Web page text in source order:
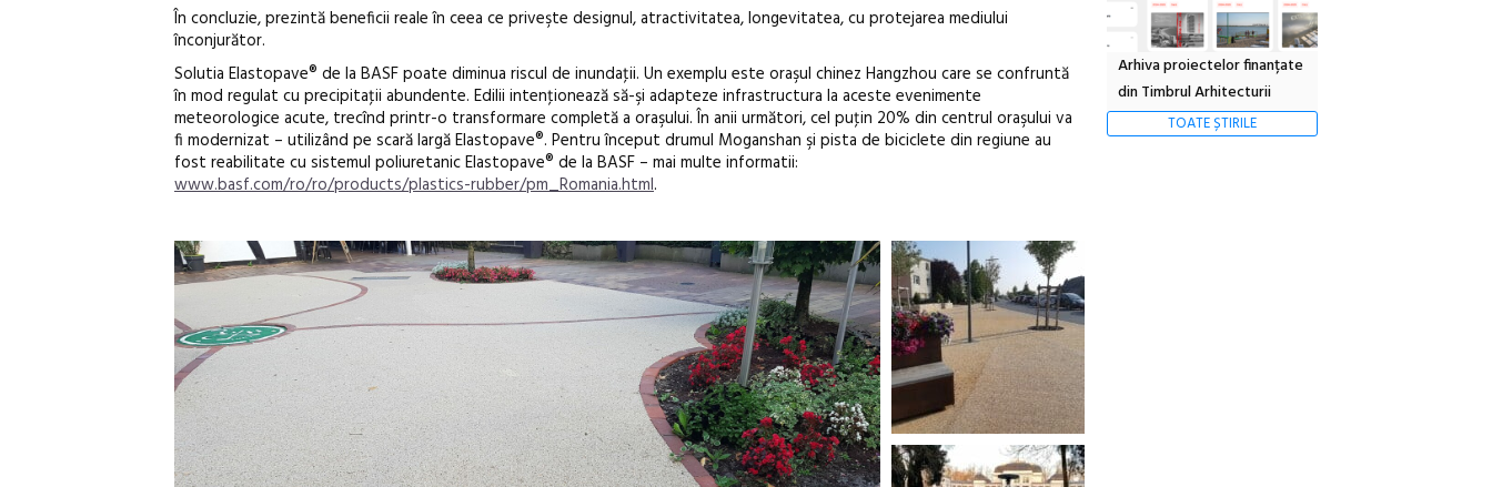
În concluzie, prezintă beneficii reale în ceea ce priveşte designul, atractivitatea, longevitatea, cu protejarea mediului
înconjurător.
Solutia Elastopave® de la BASF poate diminua riscul de inundaţii. Un exemplu este oraşul chinez Hangzhou care se confruntă
în mod regulat cu precipitaţii abundente. Edilii intenţionează să-şi adapteze infrastructura la aceste evenimente
meteorologice acute, trecînd printr-o transformare completă a oraşului. În anii următori, cel puţin 20% din centrul oraşului va
fi modernizat – utilizând pe scară largă Elastopave®. Pentru început drumul Moganshan şi pista de biciclete din regiune au
fost reabilitate cu sistemul poliuretanic Elastopave® de la BASF – mai multe informatii:
www.basf.com/ro/ro/products/plastics-rubber/pm_Romania.html.
Arhiva proiectelor finanțate
din Timbrul Arhitecturii
TOATE ȘTIRILE